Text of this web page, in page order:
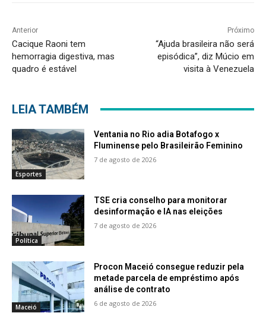
Anterior
Cacique Raoni tem
hemorragia digestiva, mas
quadro é estável
Próximo
“Ajuda brasileira não será
episódica”, diz Múcio em
visita à Venezuela
LEIA TAMBÉM
Esportes
Ventania no Rio adia Botafogo x
Fluminense pelo Brasileirão Feminino
7 de agosto de 2026
Política
TSE cria conselho para monitorar
desinformação e IA nas eleições
7 de agosto de 2026
Maceió
Procon Maceió consegue reduzir pela
metade parcela de empréstimo após
análise de contrato
6 de agosto de 2026